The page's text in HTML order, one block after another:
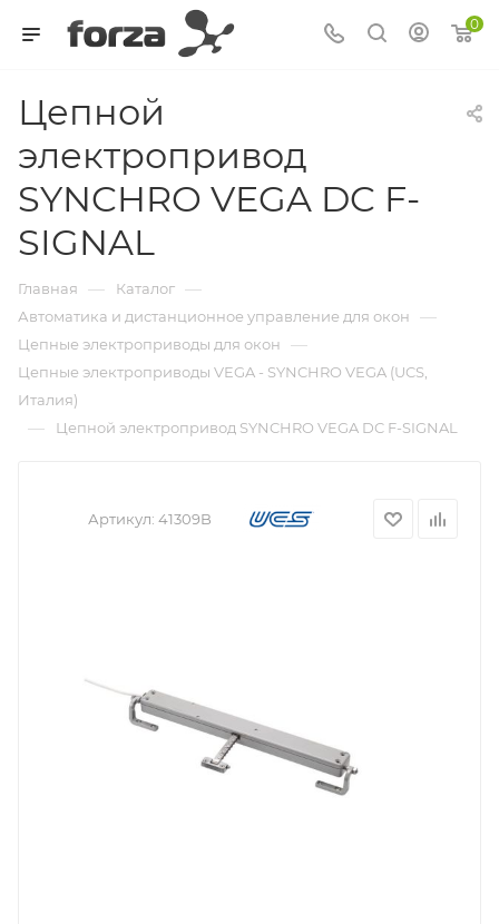
0
Цепной
электропривод
SYNCHRO VEGA DC F-
SIGNAL
Главная — Каталог —
Автоматика и дистанционное управление для окон —
Цепные электроприводы для окон —
Цепные электроприводы VEGA - SYNCHRO VEGA (UCS,
Италия)
— Цепной электропривод SYNCHRO VEGA DC F-SIGNAL
Артикул: 41309B